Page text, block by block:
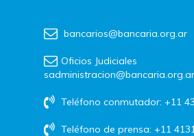
bancarios@bancaria.org.ar
Oficios Judiciales
sadministracion@bancaria.org.ar
Teléfono conmutador: +11
Teléfono de prensa: +11